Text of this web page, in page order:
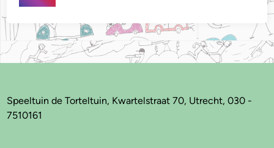
Speeltuin de Torteltuin, Kwartelstraat 70, Utrecht, 030 -
7510161